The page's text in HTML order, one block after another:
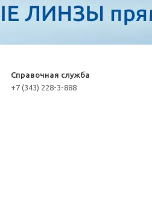
Справочная служба
+7 (343) 228-3-888